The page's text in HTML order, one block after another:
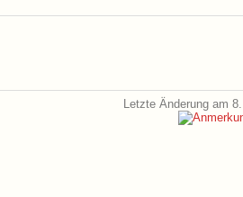
Letzte Änderung am